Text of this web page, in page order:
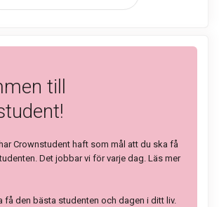
till
Crownstudent haft som mål att du ska få
Det jobbar vi för varje dag. Läs mer
få den bästa studenten och dagen i ditt liv.